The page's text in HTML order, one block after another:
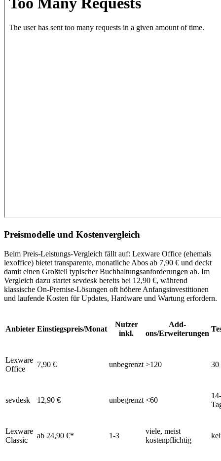
Preismodelle und Kostenvergleich
Beim Preis-Leistungs-Vergleich fällt auf: Lexware Office (ehemals
lexoffice) bietet transparente, monatliche Abos ab 7,90 € und deckt
damit einen Großteil typischer Buchhaltungsanforderungen ab. Im
Vergleich dazu startet sevdesk bereits bei 12,90 €, während
klassische On-Premise-Lösungen oft höhere Anfangsinvestitionen
und laufende Kosten für Updates, Hardware und Wartung erfordern.
Anbieter Einstiegspreis/Monat
Nutzer
inkl.
Add-
ons/Erweiterungen
Lexware
Office
7,90 € unbegrenzt >120 30
sevdesk 12,90 € unbegrenzt <60
Lexware
Classic
ab 24,90 €* 1-3
viele, meist
kostenpflichtig